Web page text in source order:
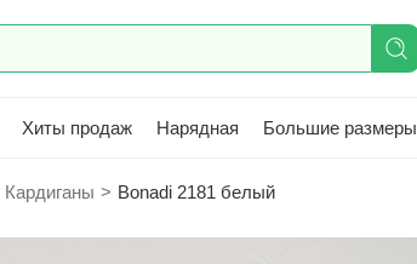
Хиты продаж Нарядная Большие размеры
Кардиганы > Bonadi 2181 белый